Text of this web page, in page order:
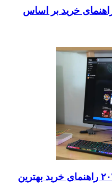
کروم‌بوک‌های ۲۰۲۶ | راهنمای خرید بر اساس
بهترین مانیتورهای گیمینگ ۲۰۲۶ راهنمای خرید بهترین